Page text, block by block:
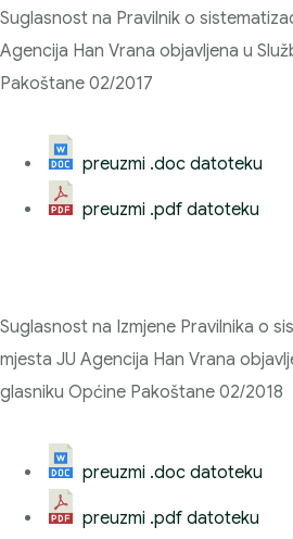
Suglasnost na Pravilnik o
Agencija Han Vrana objavljena u
Pakoštane 02/2017
preuzmi .doc datoteku
preuzmi .pdf datoteku
Suglasnost na Izmjene Pravilnika o
mjesta JU Agencija Han Vrana
glasniku Općine Pakoštane 02/2018
preuzmi .doc datoteku
preuzmi .pdf datoteku